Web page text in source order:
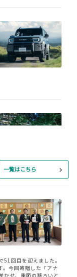
一覧はこちら
51回目を迎えました。
。今回寄贈した「アナ
かせ、季節の移ろいと